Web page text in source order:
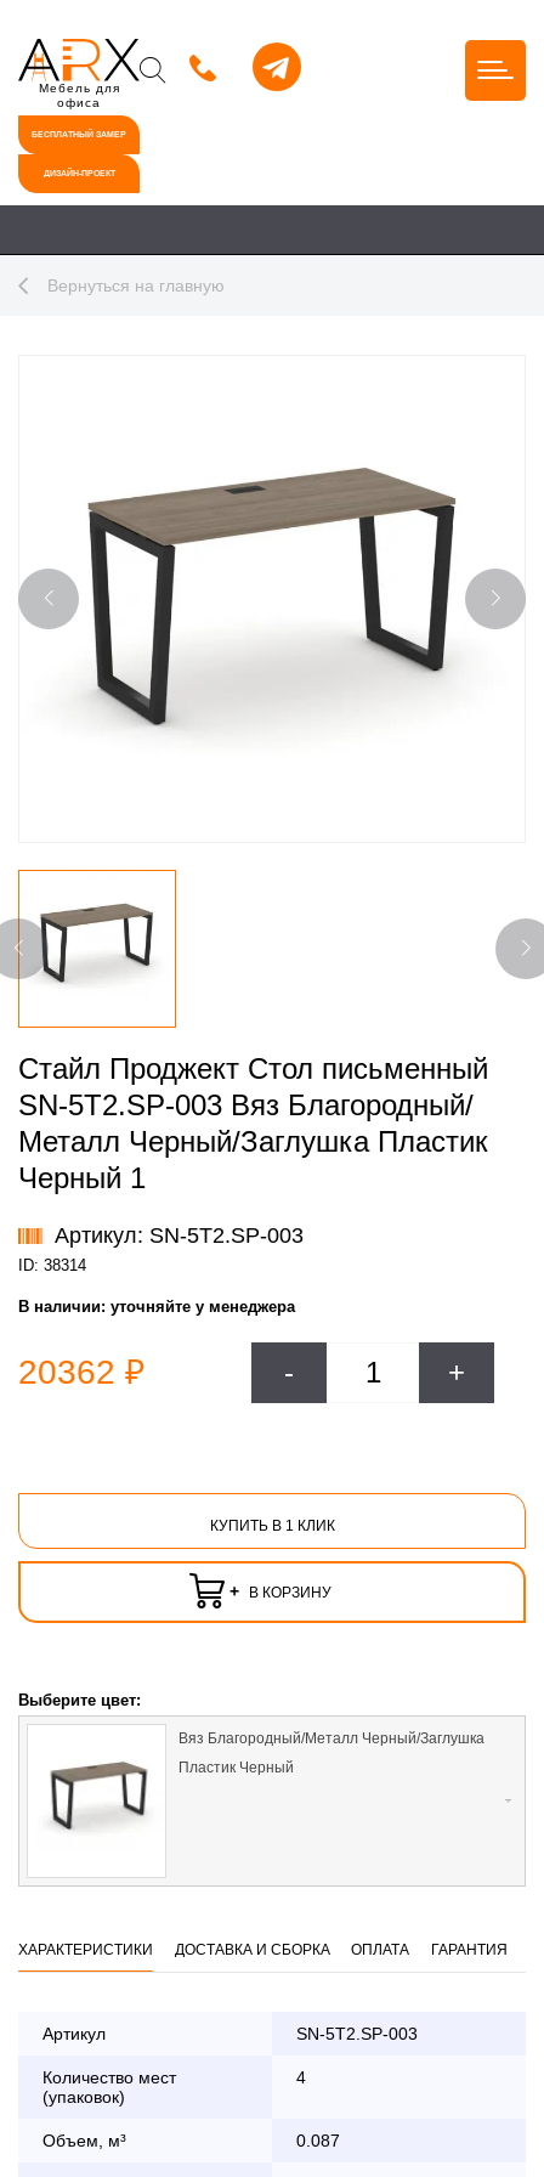
Мебель для
офиса
БЕСПЛАТНЫЙ ЗАМЕР
ДИЗАЙН-ПРОЕКТ
Вернуться на главную
Стайл Проджект Стол письменный
SN-5T2.SP-003 Вяз Благородный/
Металл Черный/Заглушка Пластик
Черный 1
Артикул: SN-5T2.SP-003
ID: 38314
В наличии: уточняйте у менеджера
20362 ₽ - +
КУПИТЬ В 1 КЛИК
+ В КОРЗИНУ
Выберите цвет:
Вяз Благородный/Металл Черный/Заглушка
Пластик Черный
ХАРАКТЕРИСТИКИ ДОСТАВКА И СБОРКА ОПЛАТА ГАРАНТИЯ
Артикул SN-5T2.SP-003
Количество мест
(упаковок)
4
Объем, м³ 0.087
заказа банковской картой